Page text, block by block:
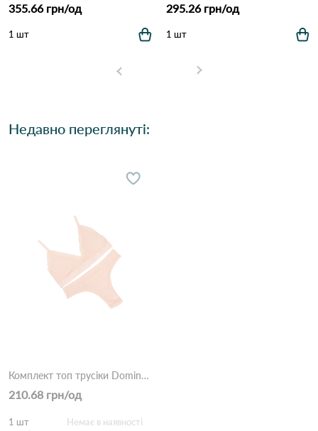
355.66 грн/од
1 шт
295.26 грн/од
1 шт
Недавно переглянуті:
Комплект топ трусіки Dominant 5650-18 Персиковий
210.68 грн/од
1 шт Немає в наявності